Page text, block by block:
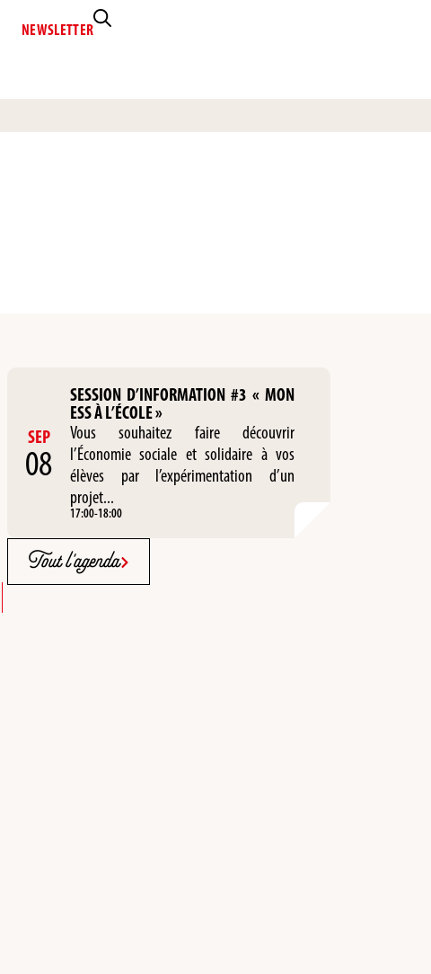
NEWSLETTER
SEP
08
SESSION D’INFORMATION #3 « MON
ESS À L’ÉCOLE »
Vous souhaitez faire découvrir
l’Économie sociale et solidaire à vos
élèves par l’expérimentation d’un
projet...
17:00-18:00
Tout l'agenda